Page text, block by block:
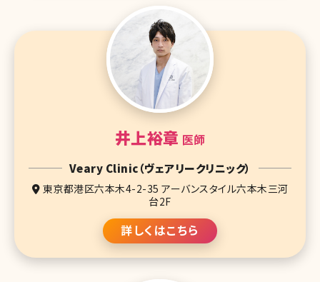
井上裕章 医師
Veary Clinic（ヴェアリークリニック）
東京都港区六本木4-2-35 アーバンスタイル六本木三河
台2F
詳しくはこちら